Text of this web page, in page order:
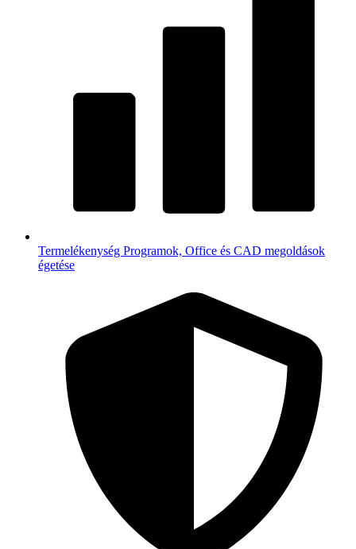
Termelékenység Programok, Office és CAD megoldások
égetése